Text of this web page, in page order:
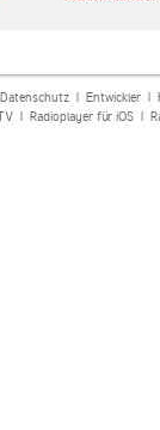
Datenschutz| Entwickler|
| Radioplayer für iOS|